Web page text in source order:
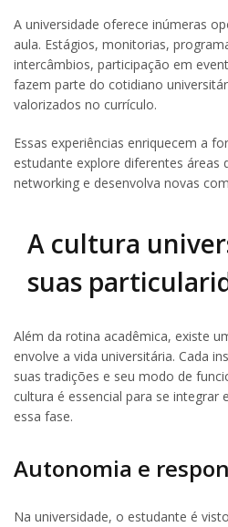
A universidade oferece inúmeras
aula. Estágios, monitorias,
intercâmbios, participação em
fazem parte do cotidiano
valorizados no currículo.
Essas experiências enriquecem a
estudante explore diferentes áreas
networking e desenvolva novas
A cultura
suas
Além da rotina acadêmica, existe
envolve a vida universitária. Cada
suas tradições e seu modo de
cultura é essencial para se integrar
essa fase.
Autonomia e
Na universidade, o estudante é